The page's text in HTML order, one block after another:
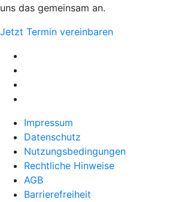
uns das gemeinsam an.
Jetzt Termin vereinbaren
Impressum
Datenschutz
Nutzungsbedingungen
Rechtliche Hinweise
AGB
Barrierefreiheit